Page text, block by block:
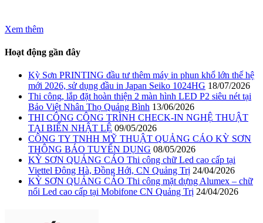
Xem thêm
Hoạt động gần đây
Kỳ Sơn PRINTING đầu tư thêm máy in phun khổ lớn thế hệ
mới 2026, sử dụng đầu in Japan Seiko 1024HG 18/07/2026
Thi công, lắp đặt hoàn thiện 2 màn hình LED P2 siêu nét tại
Bảo Việt Nhân Thọ Quảng Bình 13/06/2026
THI CÔNG CÔNG TRÌNH CHECK-IN NGHỆ THUẬT
TẠI BIỂN NHẬT LỆ 09/05/2026
CÔNG TY TNHH MỸ THUẬT QUẢNG CÁO KỲ SƠN
THÔNG BÁO TUYỂN DỤNG 08/05/2026
KỲ SƠN QUẢNG CÁO Thi công chữ Led cao cấp tại
Viettel Đông Hà, Đồng Hới, CN Quảng Trị 24/04/2026
KỲ SƠN QUẢNG CÁO Thi công mặt dựng Alumex – chữ
nổi Led cao cấp tại Mobifone CN Quảng Trị 24/04/2026